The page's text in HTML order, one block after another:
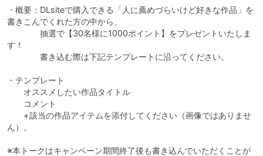
・概要：DLsiteで購入できる「人に薦めづらいけど好きな作品」を
書きこんでくれた方の中から、
抽選で【30名様に1000ポイント】をプレゼントいたしま
す！
書き込む際は下記テンプレートに沿ってください。
・テンプレート
オススメしたい作品タイトル
コメント
+該当の作品アイテムを添付してください（画像ではありませ
ん）。
※本トークはキャンペーン期間終了後も書き込んでいただくことが